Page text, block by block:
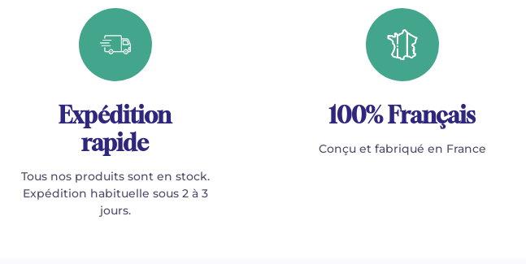
Expédition
rapide
Tous nos produits sont en stock.
Expédition habituelle sous 2 à 3
jours.
100% Français
Conçu et fabriqué en France